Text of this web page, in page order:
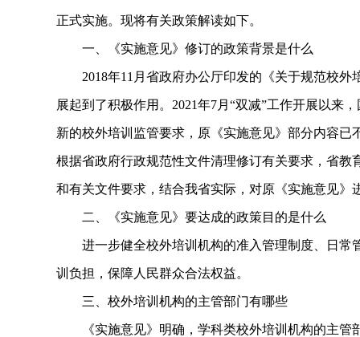
正式实施。现将有关政策解读如下。
一、《实施意见》修订的政策背景是什么
2018年11月省政府办公厅印发的《关于规范校外
展起到了积极作用。2021年7月“双减”工作开展以来
新的校外培训监管要求，原《实施意见》部分内容已
根据省政府行政规范性文件清理修订有关要求，省
和有关文件要求，结合我省实际，对原《实施意见》
二、《实施意见》要达成的政策目的是什么
进一步健全校外培训机构的准入管理制度、日常
训负担，保障人民群众合法权益。
三、校外培训机构的主管部门有哪些
《实施意见》明确，学科类校外培训机构的主管